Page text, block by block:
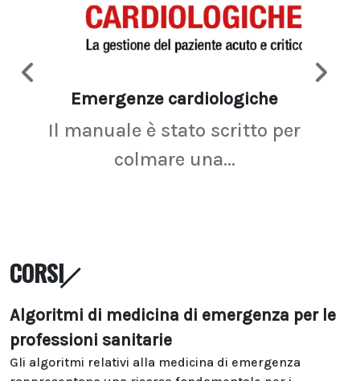
Emergenze cardiologiche
Il manuale è stato scritto per
colmare una...
CORSI
Algoritmi di medicina di emergenza per le
professioni sanitarie
Gli algoritmi relativi alla medicina di emergenza